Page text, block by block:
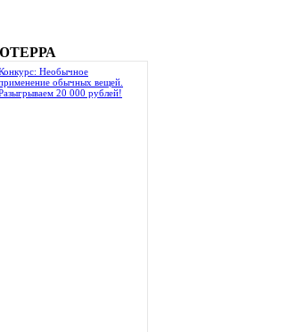
Необычное
обычных вещей.
20 000 рублей!